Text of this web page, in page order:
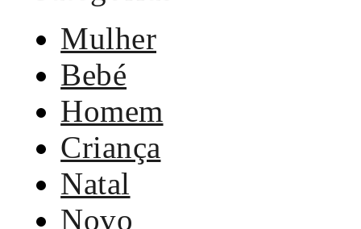
Mulher
Bebé
Homem
Criança
Natal
Novo